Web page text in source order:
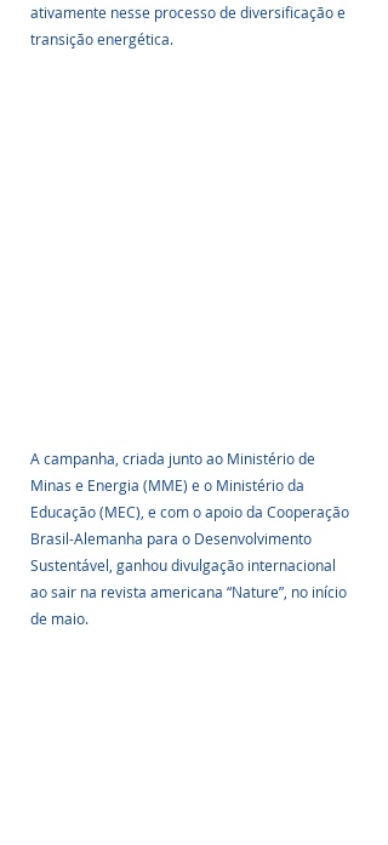
ativamente nesse processo de diversificação e
transição energética.
A campanha, criada junto ao Ministério de
Minas e Energia (MME) e o Ministério da
Educação (MEC), e com o apoio da Cooperação
Brasil-Alemanha para o Desenvolvimento
Sustentável, ganhou divulgação internacional
ao sair na revista americana “Nature”, no início
de maio.